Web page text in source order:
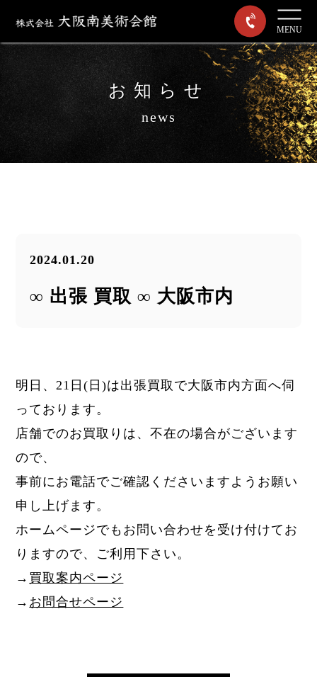
MENU
お知らせ
news
2024.01.20
∞ 出張 買取 ∞ 大阪市内
明日、21日(日)は出張買取で大阪市内方面へ伺
っております。
店舗でのお買取りは、不在の場合がございます
ので、
事前にお電話でご確認くださいますようお願い
申し上げます。
ホームページでもお問い合わせを受け付けてお
りますので、ご利用下さい。
→ 買取案内ページ
→ お問合せページ